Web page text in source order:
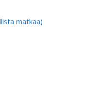
matkaa)